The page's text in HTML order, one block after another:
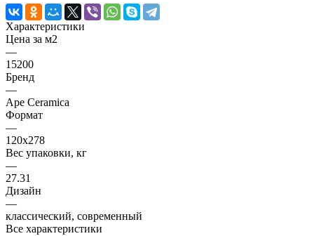
Характеристики
Цена за м2
—
15200
Бренд
—
Ape Ceramica
Формат
—
120х278
Вес упаковки, кг
—
27.31
Дизайн
—
классический, современный
Все характеристики